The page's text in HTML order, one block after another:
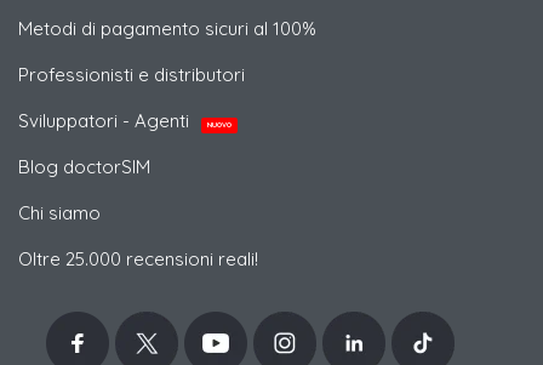
Metodi di pagamento sicuri al 100%
Professionisti e distributori
Sviluppatori - Agenti
NUOVO
Blog doctorSIM
Chi siamo
Oltre 25.000 recensioni reali!